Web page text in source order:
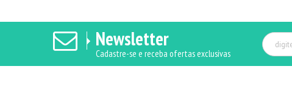
Newsletter
Cadastre-se e receba ofertas exclusivas